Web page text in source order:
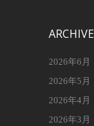
ARCHIVE
2026年6月
2026年5月
2026年4月
2026年3月